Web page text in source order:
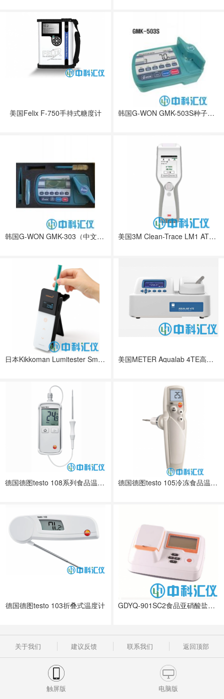
美国Felix F-750手持式糖度计 韩国G-WON GMK-503S种子水份测定仪
韩国G-WON GMK-303（中文界面）NEW谷物水分测定仪 美国3M Clean-Trace LM1 ATP荧光检测仪
日本Kikkoman Lumitester Smart ATP荧光检测仪 美国METER Aqualab 4TE高精度温控型水分活度仪
德国德图testo 108系列食品温度计 德国德图testo 105冷冻食品温度计
德国德图testo 103折叠式温度计 GDYQ-901SC2食品亚硝酸盐快速测定仪
关于我们 建议反馈 联系我们 返回顶部
触屏版 电脑版